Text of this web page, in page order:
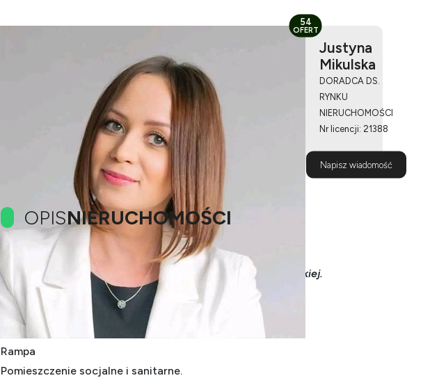
Justyna
Mikulska
DORADCA DS.
RYNKU
NIERUCHOMOŚCI
Nr licencji: 21388
790 201
135
Napisz wiadomość
54
OFERT
OPISNIERUCHOMOŚCI
Hala murowana w bardzo dobrej lokalizacji przy ul. Fordońskiej.
Pow. użytkowa ok 200 m2
Wysokość hali ok 3,6 m2
Rampa
Pomieszczenie socjalne i sanitarne.